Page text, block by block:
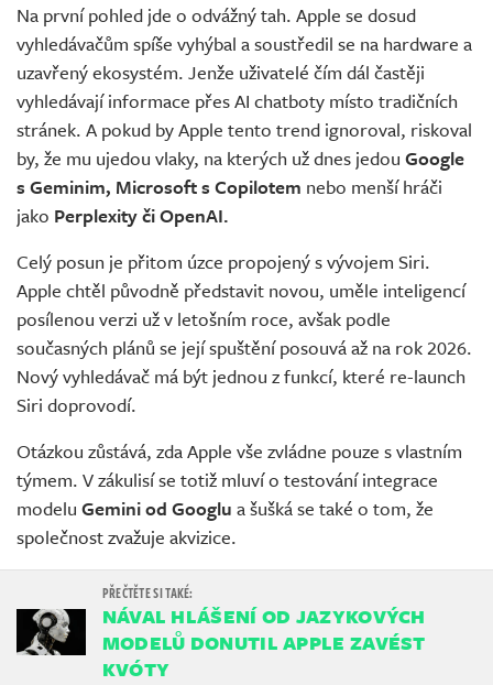
Na první pohled jde o odvážný tah. Apple se dosud
vyhledávačům spíše vyhýbal a soustředil se na hardware a
uzavřený ekosystém. Jenže uživatelé čím dál častěji
vyhledávají informace přes AI chatboty místo tradičních
stránek. A pokud by Apple tento trend ignoroval, riskoval
by, že mu ujedou vlaky, na kterých už dnes jedou Google
s Geminim, Microsoft s Copilotem nebo menší hráči
jako Perplexity či OpenAI.
Celý posun je přitom úzce propojený s vývojem Siri.
Apple chtěl původně představit novou, uměle inteligencí
posílenou verzi už v letošním roce, avšak podle
současných plánů se její spuštění posouvá až na rok 2026.
Nový vyhledávač má být jednou z funkcí, které re-launch
Siri doprovodí.
Otázkou zůstává, zda Apple vše zvládne pouze s vlastním
týmem. V zákulisí se totiž mluví o testování integrace
modelu Gemini od Googlu a šušká se také o tom, že
společnost zvažuje akvizice.
NÁVAL HLÁŠENÍ OD JAZYKOVÝCH
MODELŮ DONUTIL APPLE ZAVÉST
KVÓTY